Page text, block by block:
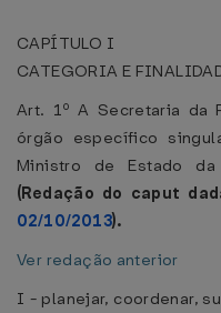
CAPÍTULO I
CATEGORIA E
Art. 1º A Secretaria da
órgão específico
Ministro de Estado
(Redação do caput
02/10/2013).
Ver redação anterior
I - planejar, coordenar,